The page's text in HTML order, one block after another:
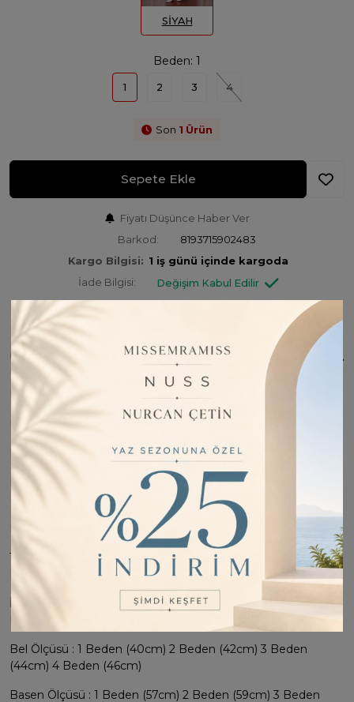
SİYAH
Beden: 1
1 2 3 4
Son 1 Ürün
Sepete Ekle
Fiyatı Düşünce Haber Ver
Barkod:
8193715902483
Kargo Bilgisi: 1 iş günü içinde kargoda
İade Bilgisi:
Değişim Kabul Edilir
ÜRÜN BILGISI
Ürün Kumaşı : %43 Bambu %35 pamuk %18 Pes %4 Likra
Ürün Boyu : Tunik 88cm İçlik 80cm pantolon 105cm
Manken Ölçüleri : 1.68 Boy 55 Kg
Bedenleri : 1 Bedeni (36-38-40) 2 Bedeni (40-42-44) 3 Bedeni
(42-44-46) 4 Bedeni (44-46-48) Bedene Uyumludur.
Manken Giydiği 1 Bedendir
Tunik Göğüs Öüçüsü : 1 Beden (72cm) 2 Beden (74cm) 3
Beden (76cm) 4 Beden (78cm)
İçlik Göğüs Öüçüsü : 1 Beden (62cm) 2 Beden (64cm) 3
Bel Ölçüsü : 1 Beden (40cm) 2 Beden (42cm) 3 Beden
(44cm) 4 Beden (46cm)
Basen Ölçüsü : 1 Beden (57cm) 2 Beden (59cm) 3 Beden